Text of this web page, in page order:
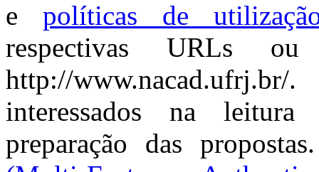
epolíticas de
respectivas URLs
http://
interessados na leitura
preparação das